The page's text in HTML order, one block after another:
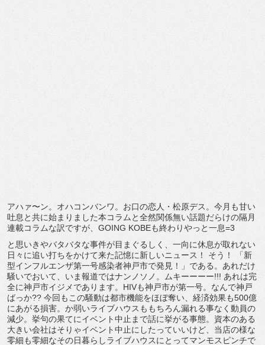
アハァ〜ン。オハコンバンワ。お口の恋人・松原デス。今月も甘い
吐息と共に始まりました本コラムと全然関係無い話題だらけの隔月
連載コラムな訳ですが、GOING KOBEも終わりやっと一息=3
と思いきやバタバタな事件が目まぐるしく、一向に休息が取れない
日々に追い打ちをかけて来た記憶に新しいニュース！ そう！ 「新
型インフルエンザ第一号感染者神戸市で発見！」である。あれだけ
騒いでおいて、いま報道ではナンノソノ。ムキーーーー!!! あれは完
全に神戸市イジメであります。HIVも神戸市が第一号。なんで神戸
ばっか?? 今回もこの騒動は都市機能をほぼ奪い、経済効果も500億
にあがる損害。か弱いライブハウスももちろん漏れる事なく動員の
減少。挙句の果てにイベント中止まで話に挙がる事態。資本のある
大きい会社はそりゃイベント中止にしたっていいけど、当店の様な
零細も零細なその日暮らしライブハウスにとってマンモスピンチで